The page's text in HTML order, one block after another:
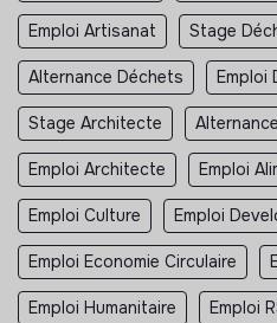
Emploi Artisanat Stage
Alternance Déchets Emploi
Stage Architecte
Emploi Architecte Emploi
Emploi Culture Emploi
Emploi Economie Circulaire
Emploi Humanitaire Emploi